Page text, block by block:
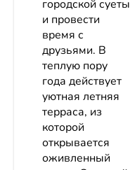
городской суеты
и провести
время с
друзьями. В
теплую пору
года действует
уютная летняя
терраса, из
которой
открывается
оживленный